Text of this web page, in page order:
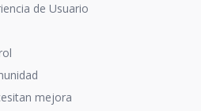
de Usuario
mejora